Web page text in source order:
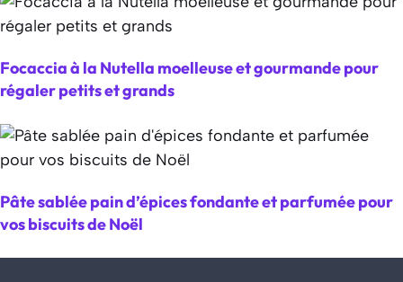
Focaccia à la Nutella moelleuse et gourmande pour
régaler petits et grands
Pâte sablée pain d’épices fondante et parfumée pour
vos biscuits de Noël